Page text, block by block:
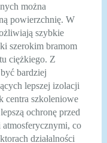
można
powierzchnię. W
szybkie
szerokim bramom
ciężkiego. Z
bardziej
lepszej izolacji
centra szkoleniowe
ochronę przed
atmosferycznymi, co
działalności